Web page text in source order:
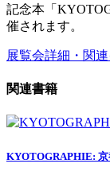
記念本「
催されます。
展覧会詳細・関
関連書籍
KYOTOGRAPHIE: